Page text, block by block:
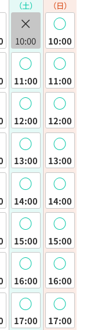
（土）
×
10:00
◯
11:00
◯
12:00
◯
13:00
◯
14:00
◯
15:00
◯
16:00
◯
17:00
（日）
◯
10:00
◯
11:00
◯
12:00
◯
13:00
◯
14:00
◯
15:00
◯
16:00
◯
17:00